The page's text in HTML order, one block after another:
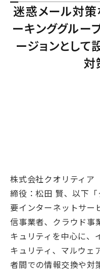
迷惑メール対
ーキンググルー
ージョンとして
対
株式会社クオリティア
締役：松田 賢、以下
要インターネットサー
信事業者、クラウド事
キュリティを中心に、
キュリティ、マルウェ
者間での情報交換や対